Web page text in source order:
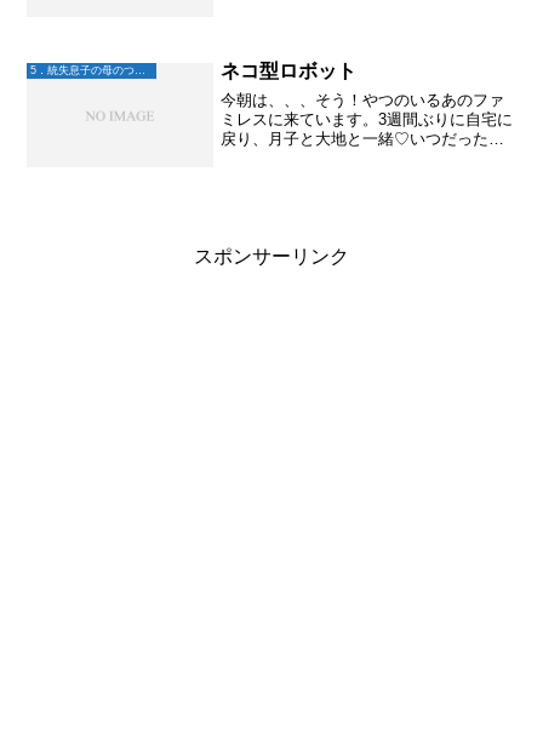
ケ行く機会が減って、歌が下手...
ネコ型ロボット
今朝は、、、そう！やつのいるあのファ
ミレスに来ています。3週間ぶりに自宅に
戻り、月子と大地と一緒♡いつだったか
スポンサーリンク